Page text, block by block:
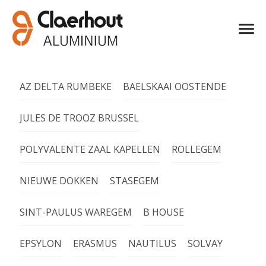
AZ DELTA RUMBEKE BAELSKAAI OOSTENDE
JULES DE TROOZ BRUSSEL
POLYVALENTE ZAAL KAPELLEN ROLLEGEM
NIEUWE DOKKEN STASEGEM
SINT-PAULUS WAREGEM B HOUSE
EPSYLON ERASMUS NAUTILUS SOLVAY